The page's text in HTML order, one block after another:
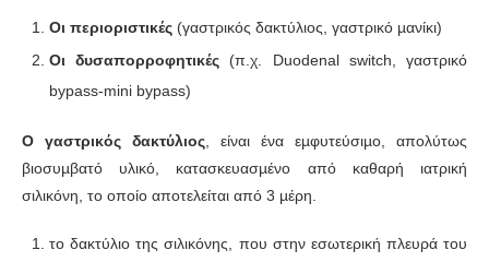
Οι περιοριστικές (γαστρικός δακτύλιος, γαστρικό µανίκι)
Οι δυσαπορροφητικές (π.χ. Duodenal switch, γαστρικό
bypass-mini bypass)
Ο γαστρικός δακτύλιος, είναι ένα εµφυτεύσιµο, απολύτως
βιοσυµβατό υλικό, κατασκευασµένο από καθαρή ιατρική
σιλικόνη, το οποίο αποτελείται από 3 µέρη.
το δακτύλιο της σιλικόνης, που στην εσωτερική πλευρά του